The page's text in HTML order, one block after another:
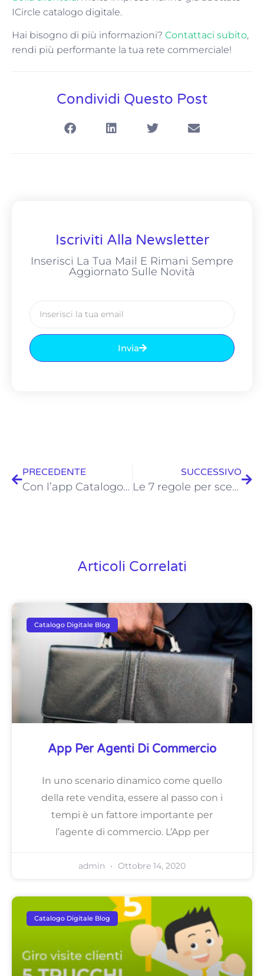
ICircle catalogo digitale.
Hai bisogno di più informazioni? Contattaci subito,
rendi più performante la tua rete commerciale!
Condividi Questo Post
Iscriviti Alla Newsletter
Inserisci La Tua Mail E Rimani Sempre
Aggiornato Sulle Novità
Invia
PRECEDENTE
Con l’app Catalogo Digitale potrai dire addio a voluminosi cataloghi cartacei dei prodotti
SUCCESSIVO
Le 7 regole per scegliere un’App per rappresentanti
Articoli Correlati
Catalogo Digitale Blog
App Per Agenti Di Commercio
In uno scenario dinamico come quello
della rete vendita, essere al passo con i
tempi è un fattore importante per
l’agente di commercio. L’App per
admin Ottobre 14, 2020
Catalogo Digitale Blog